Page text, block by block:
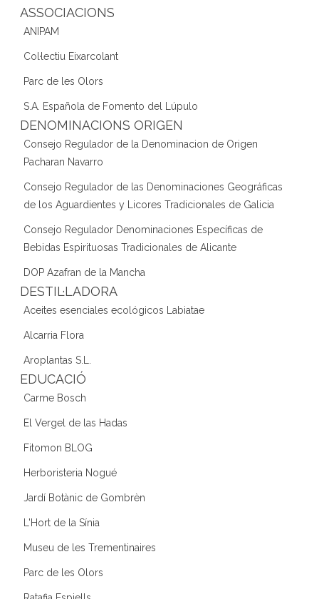
ASSOCIACIONS
ANIPAM
Col·lectiu Eixarcolant
Parc de les Olors
S.A. Española de Fomento del Lúpulo
DENOMINACIONS ORIGEN
Consejo Regulador de la Denominacion de Origen
Pacharan Navarro
Consejo Regulador de las Denominaciones Geográficas
de los Aguardientes y Licores Tradicionales de Galicia
Consejo Regulador Denominaciones Específicas de
Bebidas Espirituosas Tradicionales de Alicante
DOP Azafran de la Mancha
DESTIL·LADORA
Aceites esenciales ecológicos Labiatae
Alcarria Flora
Aroplantas S.L.
EDUCACIÓ
Carme Bosch
El Vergel de las Hadas
Fitomon BLOG
Herboristeria Nogué
Jardí Botànic de Gombrèn
L'Hort de la Sínia
Museu de les Trementinaires
Parc de les Olors